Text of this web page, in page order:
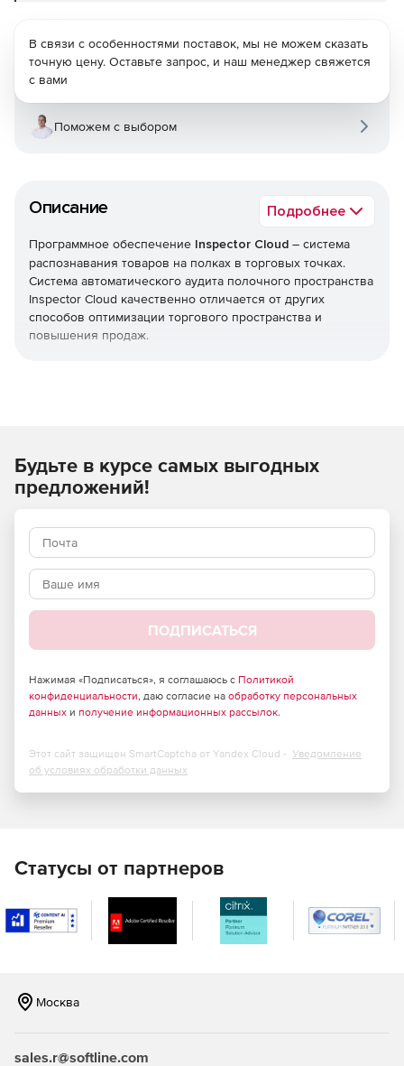
Описание Подробнее
Программное обеспечение Inspector Cloud – система
распознавания товаров на полках в торговых точках.
Система автоматического аудита полочного пространства
Inspector Cloud качественно отличается от других
способов оптимизации торгового пространства и
повышения продаж.
Сокращение штата и расходов на его содержание.
Оперативное реагирование на ситуацию внутри
Своевременная корректировка выкладки товара в
Повышение продаж.
В связи с особенностями поставок, мы не можем сказать
точную цену. Оставьте запрос, и наш менеджер свяжется
с вами
Поможем с выбором
Будьте в курсе самых выгодных
предложений!
ПОДПИСАТЬСЯ
Нажимая «Подписаться», я соглашаюсь с Политикой
конфиденциальности, даю согласие на обработку персональных
данных и получение информационных рассылок.
Этот сайт защищен SmartCaptcha от Yandex Cloud - Уведомление
об условиях обработки данных
Статусы от партнеров
Москва
sales.r@softline.com